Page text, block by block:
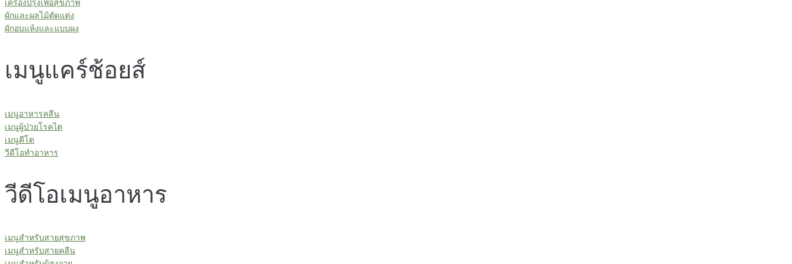
เครื่องปรุงเพื่อสุขภาพ
ผักและผลไม้ตัดแต่ง
ผักอบแห้งและแบบผง
เมนูแคร์ช้อยส์
เมนูอาหารคลีน
เมนูผู้ป่วยโรคไต
เมนูคีโต
วีดีโอทำอาหาร
วีดีโอเมนูอาหาร
เมนูสำหรับสายสุขภาพ
เมนูสำหรับสายคลีน